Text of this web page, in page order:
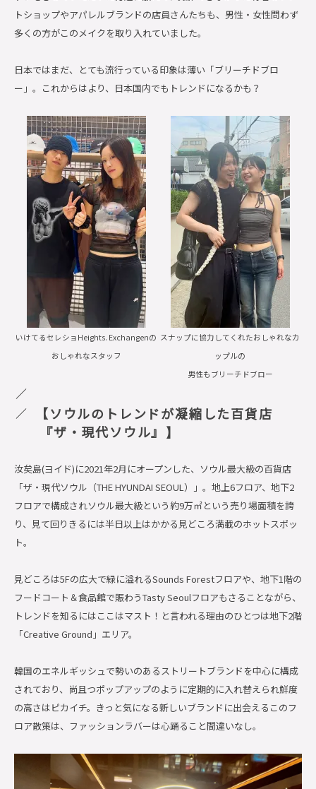
トショップやアパレルブランドの店員さんたちも、男性・女性問わず
多くの方がこのメイクを取り入れていました。
日本ではまだ、とても流行っている印象は薄い「ブリーチドブロ
ー」。これからはより、日本国内でもトレンドになるかも？
いけてるセレショHeights. Exchangenの
おしゃれなスタッフ
スナップに協力してくれたおしゃれなカ
ップルの
男性も ブリーチドブロー
【ソウルのトレンドが凝縮した百貨店
『ザ・現代ソウル』
】
汝矣島(ヨイド)に2021年2月にオープンした、ソウル最大級の百貨店
「ザ・現代ソウル（THE HYUNDAI SEOUL）」。地上6フロア、地下2
フロアで構成されソウル最大級という約9万㎡という売り場面積を誇
り、見て回りきるには半日以上はかかる見どころ満載のホットスポッ
ト。
見どころは5Fの広大で緑に溢れるSounds Forestフロアや、地下1階の
フードコート＆食品館で賑わうTasty Seoulフロアもさることながら、
トレンドを知るにはここはマスト！と言われる理由のひとつは地下2階
「Creative Ground」エリア。
韓国のエネルギッシュで勢いのあるストリートブランドを中心に構成
されており、尚且つポップアップのように定期的に入れ替えられ鮮度
の高さはピカイチ。きっと気になる新しいブランドに出会えるこのフ
ロア散策は、ファッションラバーは心踊ること間違いなし。